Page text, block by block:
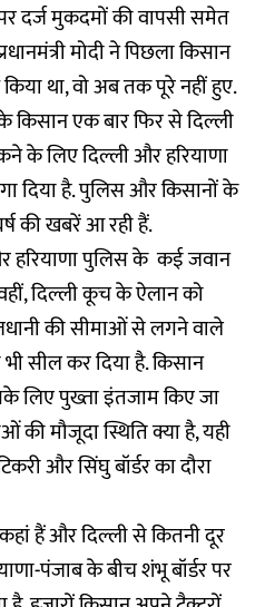
दर्ज मुकदमों की वापसी समेत
मोदी ने पिछला किसान
था, वो अब तक पूरे नहीं हुए.
किसान एक बार फिर से दिल्ली
के लिए दिल्ली और हरियाणा
दिया है. पुलिस और किसानों के
की खबरें आ रही हैं.
हरियाणा पुलिस के कई जवान
दिल्ली कूच के ऐलान को
की सीमाओं से लगने वाले
भी सील कर दिया है. किसान
लिए पुख्ता इंतजाम किए जा
की मौजूदा स्थिति क्या है, यही
और सिंघु बॉर्डर का दौरा
हैं और दिल्ली से कितनी दूर
पंजाब के बीच शंभू बॉर्डर पर